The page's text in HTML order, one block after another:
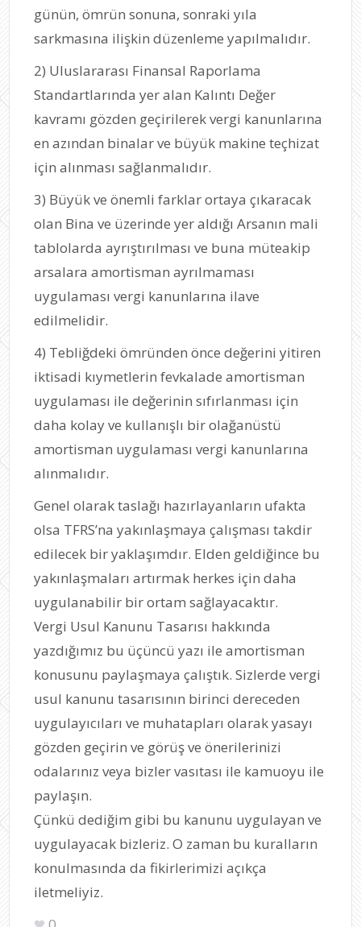
günün, ömrün sonuna, sonraki yıla
sarkmasına ilişkin düzenleme yapılmalıdır.
2) Uluslararası Finansal Raporlama
Standartlarında yer alan Kalıntı Değer
kavramı gözden geçirilerek vergi kanunlarına
en azından binalar ve büyük makine teçhizat
için alınması sağlanmalıdır.
3) Büyük ve önemli farklar ortaya çıkaracak
olan Bina ve üzerinde yer aldığı Arsanın mali
tablolarda ayrıştırılması ve buna müteakip
arsalara amortisman ayrılmaması
uygulaması vergi kanunlarına ilave
edilmelidir.
4) Tebliğdeki ömründen önce değerini yitiren
iktisadi kıymetlerin fevkalade amortisman
uygulaması ile değerinin sıfırlanması için
daha kolay ve kullanışlı bir olağanüstü
amortisman uygulaması vergi kanunlarına
alınmalıdır.
Genel olarak taslağı hazırlayanların ufakta
olsa TFRS’na yakınlaşmaya çalışması takdir
edilecek bir yaklaşımdır. Elden geldiğince bu
yakınlaşmaları artırmak herkes için daha
uygulanabilir bir ortam sağlayacaktır.
Vergi Usul Kanunu Tasarısı hakkında
yazdığımız bu üçüncü yazı ile amortisman
konusunu paylaşmaya çalıştık. Sizlerde vergi
usul kanunu tasarısının birinci dereceden
uygulayıcıları ve muhatapları olarak yasayı
gözden geçirin ve görüş ve önerilerinizi
odalarınız veya bizler vasıtası ile kamuoyu ile
paylaşın.
Çünkü dediğim gibi bu kanunu uygulayan ve
uygulayacak bizleriz. O zaman bu kuralların
konulmasında da fikirlerimizi açıkça
iletmeliyiz.